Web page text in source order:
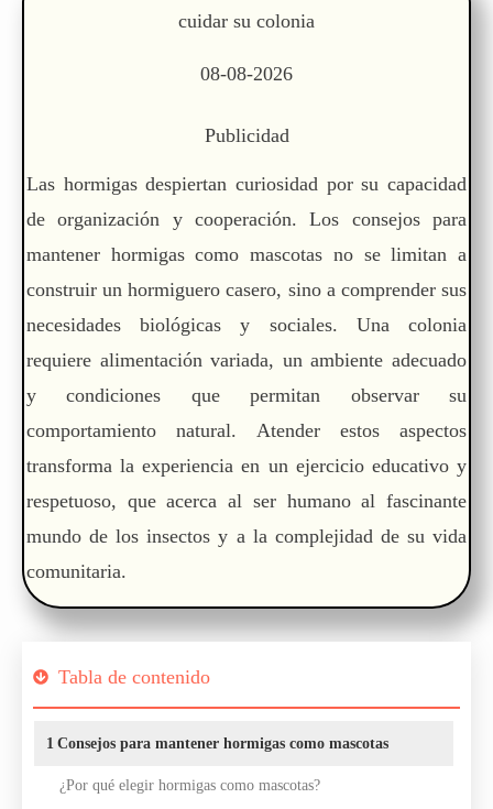
cuidar su colonia
08-08-2026
Publicidad
Las hormigas despiertan curiosidad por su capacidad
de organización y cooperación. Los consejos para
mantener hormigas como mascotas no se limitan a
construir un hormiguero casero, sino a comprender sus
necesidades biológicas y sociales. Una colonia
requiere alimentación variada, un ambiente adecuado
y condiciones que permitan observar su
comportamiento natural. Atender estos aspectos
transforma la experiencia en un ejercicio educativo y
respetuoso, que acerca al ser humano al fascinante
mundo de los insectos y a la complejidad de su vida
comunitaria.
Tabla de contenido
1 Consejos para mantener hormigas como mascotas
¿Por qué elegir hormigas como mascotas?